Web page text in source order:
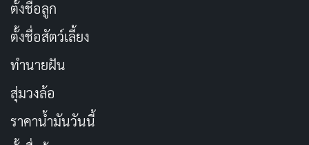
ระหว่างหนังสองเรื่องที่แตกต่างกันโดยสิ้นเชิง จากที่ดำเนิน
เรื่องด้วยความสมจริงและอารมณ์ลึกซึ้ง จู่ ๆ หนังก็เปลี่ยน
โหมดเข้าสู่สถานการณ์จับตัวประกันในโรงพยาบาลเมื่อจา
ของบทจะต้องการสื่อว่าความสิ้นหวังผลักมนุษย์ให้ทำสิ่งที่
เกินเลยได้มากเพียงใด แต่การเล่าเรื่องกลับขาดความน่า
เชื่อถือและรู้สึกเหมือนถูกยัดเยียด
ตั้งชื่อลูก
ตั้งชื่อสัตว์เลี้ยง
ทำนายฝัน
สุ่มวงล้อ
ราคาน้ำมันวันนี้